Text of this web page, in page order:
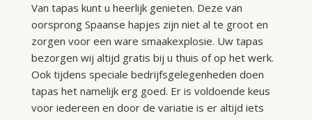
Van tapas kunt u heerlijk genieten. Deze van
oorsprong Spaanse hapjes zijn niet al te groot en
zorgen voor een ware smaakexplosie. Uw tapas
bezorgen wij altijd gratis bij u thuis of op het werk.
Ook tijdens speciale bedrijfsgelegenheden doen
tapas het namelijk erg goed. Er is voldoende keus
voor iedereen en door de variatie is er altijd iets